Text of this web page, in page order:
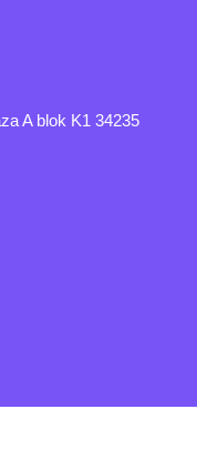
A blok K1 34235